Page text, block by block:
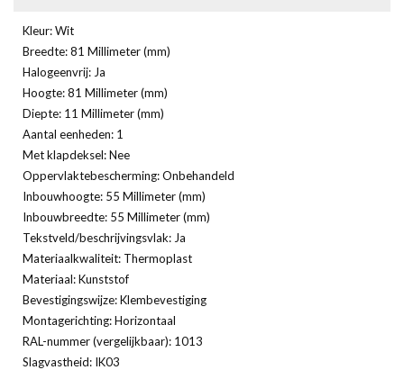
Kleur: Wit
Breedte: 81 Millimeter (mm)
Halogeenvrij: Ja
Hoogte: 81 Millimeter (mm)
Diepte: 11 Millimeter (mm)
Aantal eenheden: 1
Met klapdeksel: Nee
Oppervlaktebescherming: Onbehandeld
Inbouwhoogte: 55 Millimeter (mm)
Inbouwbreedte: 55 Millimeter (mm)
Tekstveld/beschrijvingsvlak: Ja
Materiaalkwaliteit: Thermoplast
Materiaal: Kunststof
Bevestigingswijze: Klembevestiging
Montagerichting: Horizontaal
RAL-nummer (vergelijkbaar): 1013
Slagvastheid: IK03